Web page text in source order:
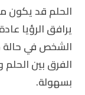
الحلم قد يكون
يرافق الرؤيا
الشخص في حالة
الفرق بين الحلم
بسهولة.